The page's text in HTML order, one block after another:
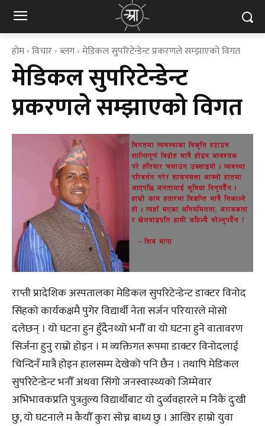
होम विचार ब्लग मेडिकल सुपरिटेन्डेन्ट प्रकरणले सम्झाएको विगत
मेडिकल सुपरिटेन्डेन्ट
प्रकरणले सम्झाएको विगत
राप्ती प्रादेशिक अस्पतालका मेडिकल सुपरिटेन्डेन्ट डाक्टर विनोद
सिंहको कार्यकक्षमै पुगेर विद्यार्थी नेता सर्जन परियारले मोसो
दलेछन् । यो घटना हुन हुँदैनथ्यो भनौँ वा यो घटना हुने वातावरण
सिर्जना हुनु राम्रो होइन । म व्यक्तिगत रूपमा डाक्टर विनोदलाई
चिन्दिनँ मात्रै होइन हालसम्म देखेको पनि छैन । तथापि मेडिकल
सुपरिटेन्डेन्ट भनौँ अथवा सिंगो जनस्वास्थ्यको जिम्मेवार
अभिभावकप्रति पुत्रतुल्य विद्यार्थीबाट यो दुर्व्यवहारले म निकै दुःखी
छु, यो घटनाले म कैयौँ कुरा सोच्न बाध्य छु । आखिर हाम्रो युवा